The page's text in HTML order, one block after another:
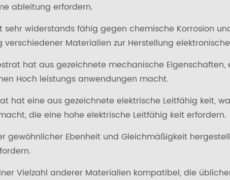
ableitung erfordern.
widerstands fähig gegen chemische Korrosion
Materialien zur Herstellung
hat aus gezeichnete mechanische
Hoch leistungs anwendungen macht.
hat eine aus gezeichnete elektrische Leitfähig keit,
die eine hohe elektrische Leitfähig keit erfordern.
gewöhnlicher Ebenheit und Gleichmäßigkeit
Vielzahl anderer Materialien kompatibel, die